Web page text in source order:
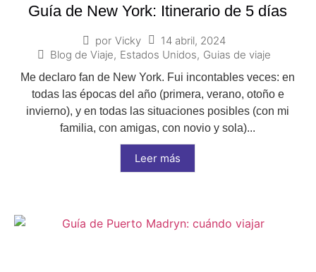
Guía de New York: Itinerario de 5 días
por Vicky
14 abril, 2024
Blog de Viaje, Estados Unidos, Guias de viaje
Me declaro fan de New York. Fui incontables veces: en
todas las épocas del año (primera, verano, otoño e
invierno), y en todas las situaciones posibles (con mi
familia, con amigas, con novio y sola)...
Leer más